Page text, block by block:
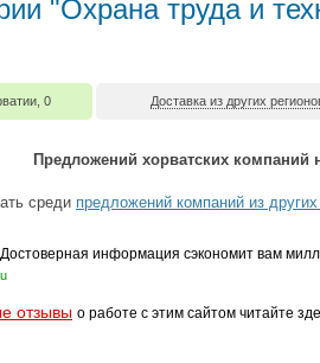
"Охрана труда и
0 Доставка из других
Предложений хорватских компаний
среди предложений компаний из
Достоверная информация сэкономит вам
отзывы о работе с этим сайтом читайте